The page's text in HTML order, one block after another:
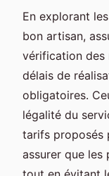
En explorant
bon artisan,
vérification des
délais de
obligatoires.
légalité du
tarifs proposés
assurer que les